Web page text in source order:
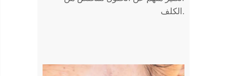
الكلف.